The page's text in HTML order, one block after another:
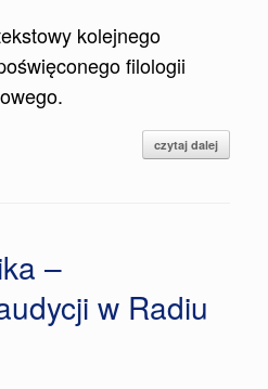
kolejnego
filologii
czytaj dalej
–
w Radiu